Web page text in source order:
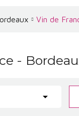
Vin de
-
